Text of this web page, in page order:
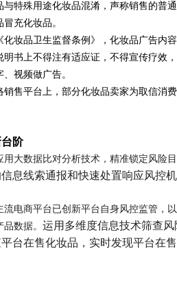
与特殊用途化妆品混淆，声称销售的
充化妆品。
化妆品卫生监督条例》，化妆品广告
书上不得注有适应证，不得宣传疗效
视频做广告。
销售平台上，部分化妆品卖家为取信消
阶
大数据比对分析技术，精准锁定风险
息线索通报和快速处置响应风控
流电商平台已创新平台自身风控监管，
数据。 运用多维度信息技术筛查
台在售化妆品，实时发现平台在